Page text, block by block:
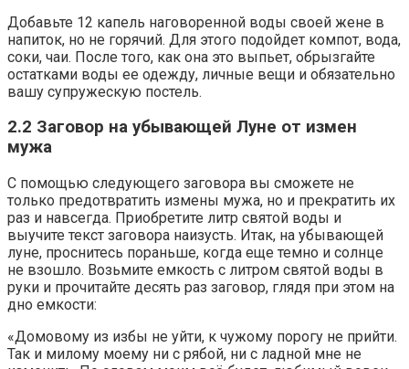
Добавьте 12 капель наговоренной воды своей жене в
напиток, но не горячий. Для этого подойдет компот, вода,
соки, чаи. После того, как она это выпьет, обрызгайте
остатками воды ее одежду, личные вещи и обязательно
вашу супружескую постель.
2.2 Заговор на убывающей Луне от измен
мужа
С помощью следующего заговора вы сможете не
только предотвратить измены мужа, но и прекратить их
раз и навсегда. Приобретите литр святой воды и
выучите текст заговора наизусть. Итак, на убывающей
луне, проснитесь пораньше, когда еще темно и солнце
не взошло. Возьмите емкость с литром святой воды в
руки и прочитайте десять раз заговор, глядя при этом на
дно емкости:
«Домовому из избы не уйти, к чужому порогу не прийти.
Так и милому моему ни с рябой, ни с ладной мне не